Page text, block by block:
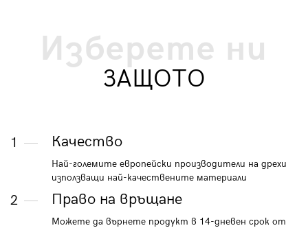
Изберете ни
ЗАЩОТО
1 Качество
Най-големите европейски производители на дрехи
използващи най-качествените материали
2 Право на връщане
Можете да върнете продукт в 14-дневен срок от